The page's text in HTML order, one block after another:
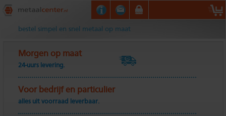
Metaalcenter.nl
bestel simpel en snel metaal op maat
Morgen op maat
24-uurs levering.
Voor bedrijf en particulier
alles uit voorraad leverbaar.